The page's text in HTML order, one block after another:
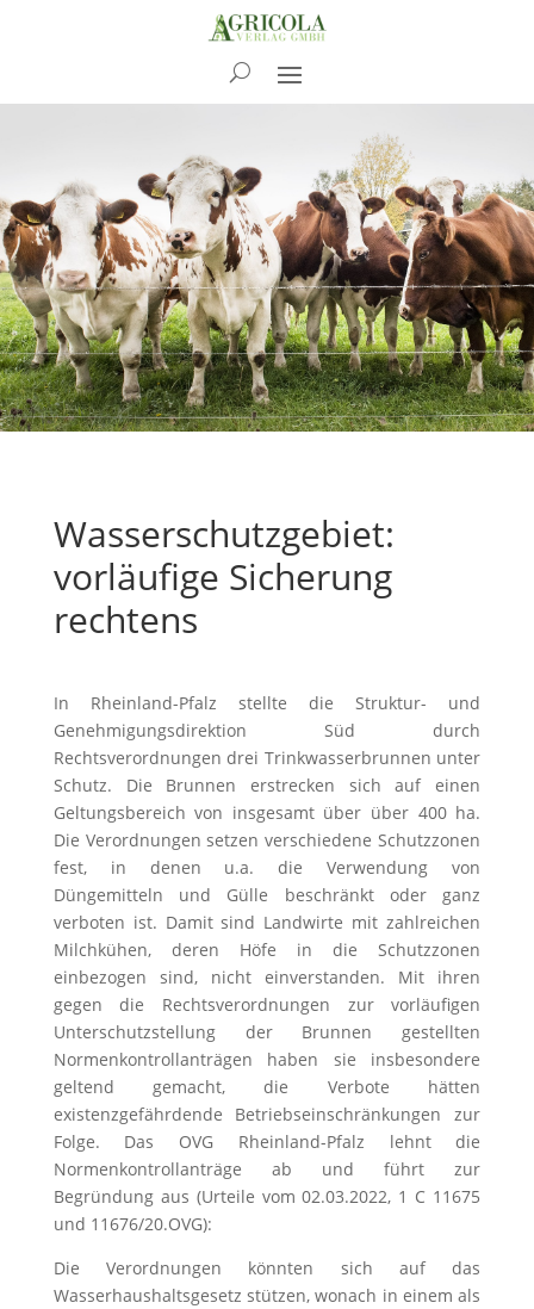
News
Wasserschutzgebiet:
vorläufige Sicherung
rechtens
In Rheinland-Pfalz stellte die Struktur- und
Genehmigungsdirektion Süd durch
Rechtsverordnungen drei Trinkwasserbrunnen unter
Schutz. Die Brunnen erstrecken sich auf einen
Geltungsbereich von insgesamt über über 400 ha.
Die Verordnungen setzen verschiedene Schutzzonen
fest, in denen u.a. die Verwendung von
Düngemitteln und Gülle beschränkt oder ganz
verboten ist. Damit sind Landwirte mit zahlreichen
Milchkühen, deren Höfe in die Schutzzonen
einbezogen sind, nicht einverstanden. Mit ihren
gegen die Rechtsverordnungen zur vorläufigen
Unterschutzstellung der Brunnen gestellten
Normenkontrollanträgen haben sie insbesondere
geltend gemacht, die Verbote hätten
existenzgefährdende Betriebseinschränkungen zur
Folge. Das OVG Rheinland-Pfalz lehnt die
Normenkontrollanträge ab und führt zur
Begründung aus (Urteile vom 02.03.2022, 1 C 11675
und 11676/20.OVG):
Die Verordnungen könnten sich auf das
Wasserhaushaltsgesetz stützen, wonach in einem als